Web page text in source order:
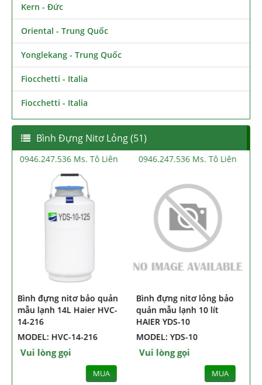
Kern - Đức
Oriental - Trung Quốc
Yonglekang - Trung Quốc
Fiocchetti - Italia
Fiocchetti - Italia
Bình Đựng Nitơ Lỏng (51)
0946.247.536 Ms. Tô Liên
Bình đựng nitơ lỏng bảo
quản mẫu lạnh 10 lít
HAIER YDS-10
MODEL: YDS-10
Vui lòng gọi
MUA
0946.247.536 Ms. Tô Liên
Bình đựng nitơ lỏng bảo
quản mẫu lạnh 10 lít
HAIER YDS-10-125
MODEL: YDS-10-125
Vui lòng gọi
MUA